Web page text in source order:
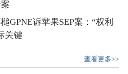
GPNE诉苹果SEP案：“权利
关键
查看更多>>